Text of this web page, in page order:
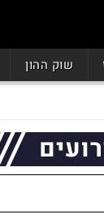
שוק ההון